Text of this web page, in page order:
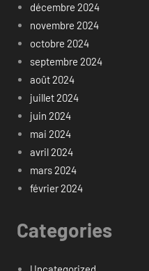
décembre 2024
novembre 2024
octobre 2024
septembre 2024
août 2024
juillet 2024
juin 2024
mai 2024
avril 2024
mars 2024
février 2024
Categories